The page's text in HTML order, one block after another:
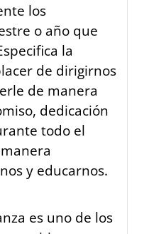
los
o año que
la
de dirigirnos
de manera
dedicación
todo el
y educarnos.
es uno de los